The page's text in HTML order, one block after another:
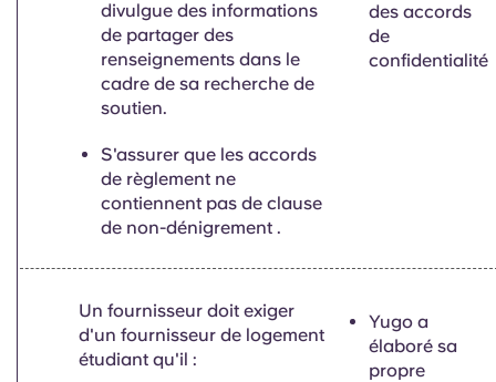
divulgue des informations
de partager des
renseignements dans le
cadre de sa recherche de
soutien.
S'assurer que les accords
de règlement ne
contiennent pas de clause
de non-dénigrement .
des accords
de
confidentialité
Un fournisseur doit exiger
d'un fournisseur de logement
étudiant qu'il :
Yugo a
élaboré sa
propre